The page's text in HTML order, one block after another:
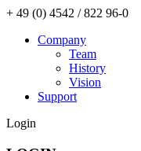
+ 49 (0) 4542 / 822 96-0
Company
Team
History
Vision
Support
Login